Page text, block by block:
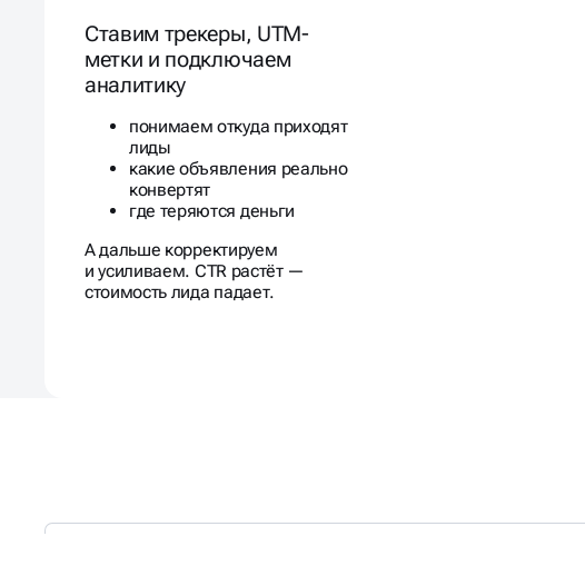
Ставим трекеры, UTM-
метки и подключаем
аналитику
понимаем откуда приходят
лиды
какие объявления реально
конвертят
где теряются деньги
А дальше корректируем
и усиливаем. CTR растёт —
стоимость лида падает.